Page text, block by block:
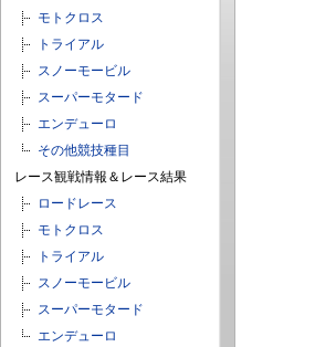
モトクロス
トライアル
スノーモービル
スーパーモタード
エンデューロ
その他競技種目
レース観戦情報＆レース結果
ロードレース
モトクロス
トライアル
スノーモービル
スーパーモタード
エンデューロ